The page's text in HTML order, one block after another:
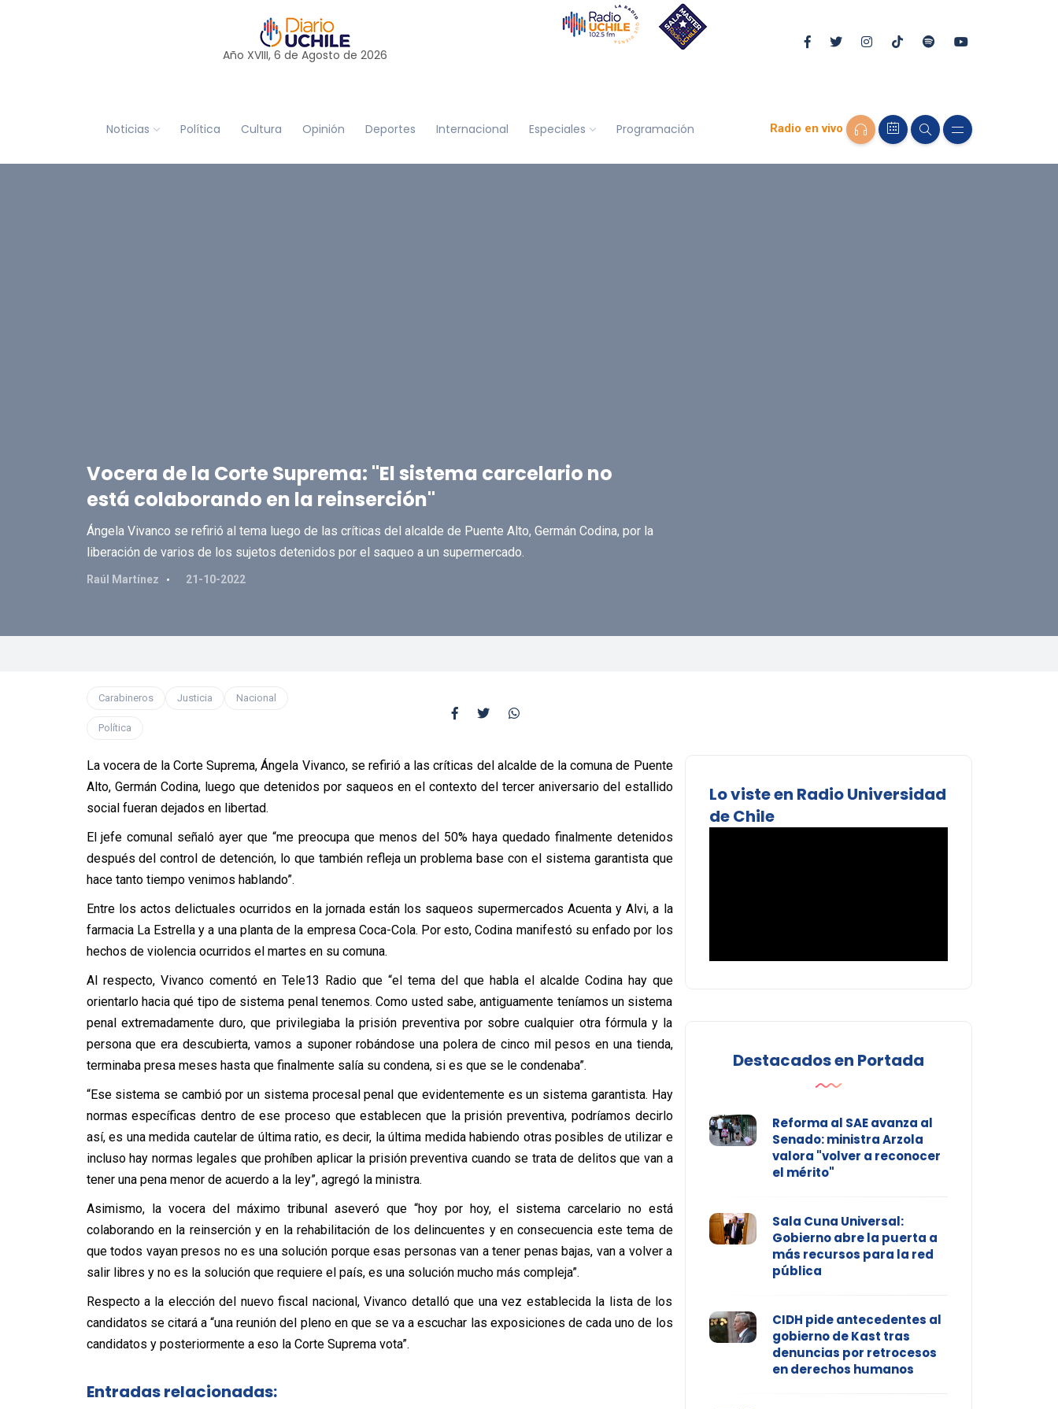
Año XVIII, 6 de Agosto de 2026
Noticias Política Cultura Opinión Deportes Internacional Especiales Programación Radio en vivo
Vocera de la Corte Suprema: "El sistema carcelario no
está colaborando en la reinserción"
Ángela Vivanco se refirió al tema luego de las críticas del alcalde de Puente Alto, Germán Codina, por la
liberación de varios de los sujetos detenidos por el saqueo a un supermercado.
Raúl Martínez 21-10-2022
Carabineros Justicia Nacional
Política
La vocera de la Corte Suprema, Ángela Vivanco, se refirió a las críticas del alcalde de la comuna de Puente
Alto, Germán Codina, luego que detenidos por saqueos en el contexto del tercer aniversario del estallido
social fueran dejados en libertad.
El jefe comunal señaló ayer que “me preocupa que menos del 50% haya quedado finalmente detenidos
después del control de detención, lo que también refleja un problema base con el sistema garantista que
hace tanto tiempo venimos hablando”.
Entre los actos delictuales ocurridos en la jornada están los saqueos supermercados Acuenta y Alvi, a la
farmacia La Estrella y a una planta de la empresa Coca-Cola. Por esto, Codina manifestó su enfado por los
hechos de violencia ocurridos el martes en su comuna.
Al respecto, Vivanco comentó en Tele13 Radio que “el tema del que habla el alcalde Codina hay que
orientarlo hacia qué tipo de sistema penal tenemos. Como usted sabe, antiguamente teníamos un sistema
penal extremadamente duro, que privilegiaba la prisión preventiva por sobre cualquier otra fórmula y la
persona que era descubierta, vamos a suponer robándose una polera de cinco mil pesos en una tienda,
terminaba presa meses hasta que finalmente salía su condena, si es que se le condenaba”.
“Ese sistema se cambió por un sistema procesal penal que evidentemente es un sistema garantista. Hay
normas específicas dentro de ese proceso que establecen que la prisión preventiva, podríamos decirlo
así, es una medida cautelar de última ratio, es decir, la última medida habiendo otras posibles de utilizar e
incluso hay normas legales que prohíben aplicar la prisión preventiva cuando se trata de delitos que van a
tener una pena menor de acuerdo a la ley”, agregó la ministra.
Asimismo, la vocera del máximo tribunal aseveró que “hoy por hoy, el sistema carcelario no está
colaborando en la reinserción y en la rehabilitación de los delincuentes y en consecuencia este tema de
que todos vayan presos no es una solución porque esas personas van a tener penas bajas, van a volver a
salir libres y no es la solución que requiere el país, es una solución mucho más compleja”.
Respecto a la elección del nuevo fiscal nacional, Vivanco detalló que una vez establecida la lista de los
candidatos se citará a “una reunión del pleno en que se va a escuchar las exposiciones de cada uno de los
candidatos y posteriormente a eso la Corte Suprema vota”.
Entradas relacionadas:
Lo viste en Radio Universidad
de Chile
Destacados en Portada
Reforma al SAE avanza al
Senado: ministra Arzola
valora "volver a reconocer
el mérito"
Sala Cuna Universal:
Gobierno abre la puerta a
más recursos para la red
pública
CIDH pide antecedentes al
gobierno de Kast tras
denuncias por retrocesos
en derechos humanos